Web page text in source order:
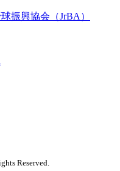
Reserved.